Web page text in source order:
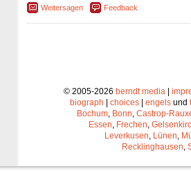
Weitersagen Feedback
© 2005-2026 berndt media |
biograph | choices | engels und
Bochum Bonn Castrop-
Essen Frechen
Leverkusen Lünen
Recklinghausen